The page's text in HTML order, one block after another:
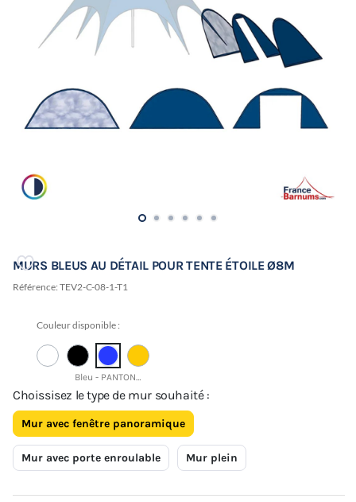
MURS BLEUS AU DÉTAIL POUR TENTE ÉTOILE Ø8M
Référence: TEV2-C-08-1-T1
Couleur disponible :
Bleu - PANTONE 19-3952 TCX
Choissisez le type de mur souhaité :
Mur avec fenêtre panoramique
Mur avec porte enroulable Mur plein